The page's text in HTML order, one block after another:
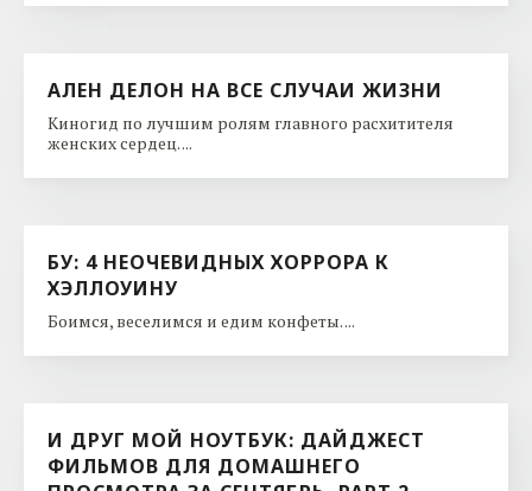
АЛЕН ДЕЛОН НА ВСЕ СЛУЧАИ ЖИЗНИ
Киногид по лучшим ролям главного расхитителя
женских сердец. ...
БУ: 4 НЕОЧЕВИДНЫХ ХОРРОРА К
ХЭЛЛОУИНУ
Боимся, веселимся и едим конфеты. ...
И ДРУГ МОЙ НОУТБУК: ДАЙДЖЕСТ
ФИЛЬМОВ ДЛЯ ДОМАШНЕГО